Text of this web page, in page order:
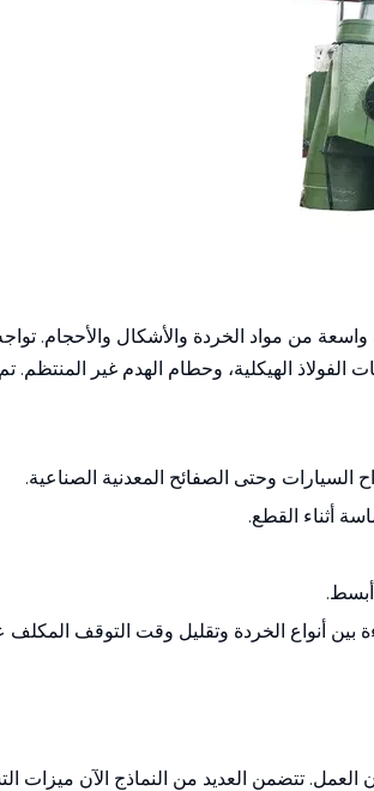
من مواد الخردة والأشكال والأحجام.
الفولاذ الهيكلية، وحطام الهدم غير
وحتى الصفائح المعدنية الصناعية.
أثناء القطع.
بين أنواع الخردة وتقليل وقت التوقف المكلف
تتضمن العديد من النماذج الآن ميزات